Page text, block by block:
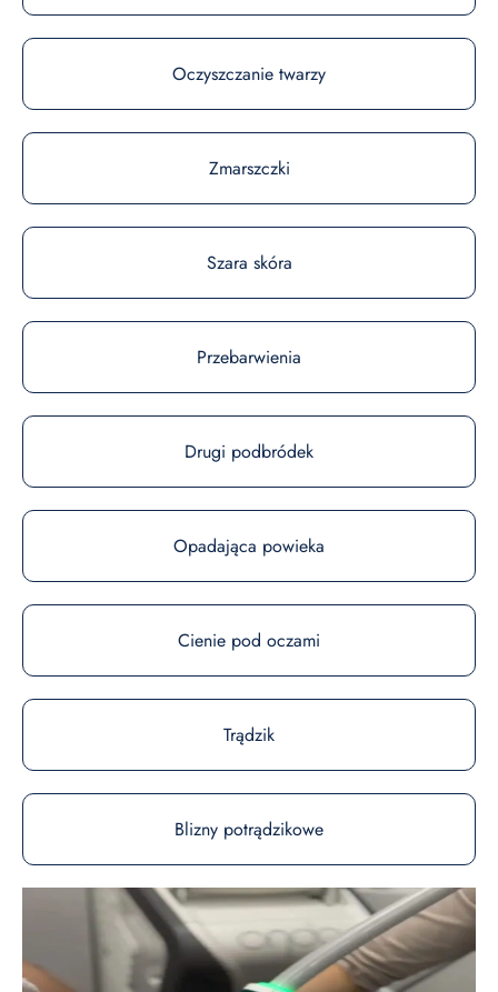
Oczyszczanie twarzy
Zmarszczki
Szara skóra
Przebarwienia
Drugi podbródek
Opadająca powieka
Cienie pod oczami
Trądzik
Blizny potrądzikowe